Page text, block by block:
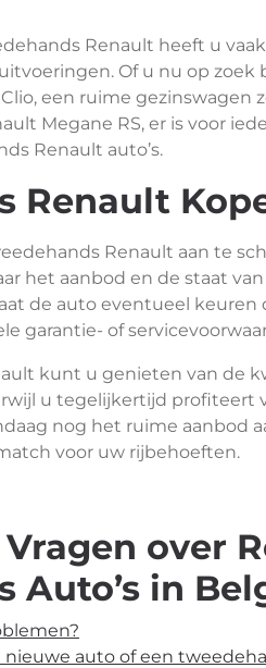
Renault heeft u
Of u nu op zoek
een ruime gezinswagen
Megane RS, er is voor
Renault auto’s.
Renault
Renault aan te
het aanbod en de staat
de auto eventueel keuren
garantie- of
kunt u genieten van de
u tegelijkertijd profiteert
nog het ruime aanbod
voor uw rijbehoeften.
over
Auto’s in
nieuwe auto of een